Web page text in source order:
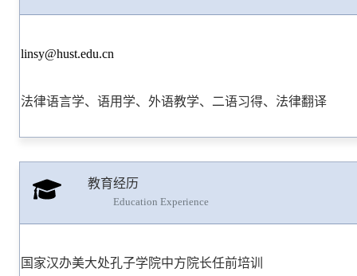
linsy@hust.edu.cn
法律语言学、语用学、外语教学、二语习得、法律翻译
教育经历
Education Experience
国家汉办美大处孔子学院中方院长任前培训